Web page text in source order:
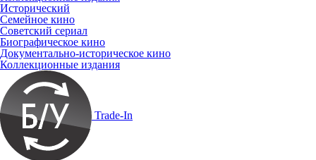
Исторический
Семейное кино
Советский сериал
Биографическое кино
Документально-историческое кино
Коллекционные издания
Trade-In